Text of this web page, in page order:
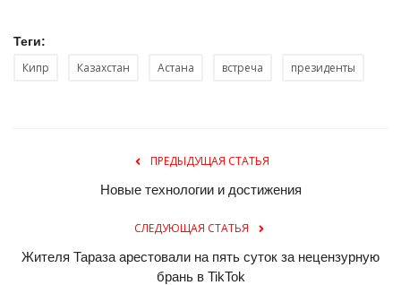
Теги:
Кипр Казахстан Астана встреча президенты
ПРЕДЫДУЩАЯ СТАТЬЯ
Новые технологии и достижения
СЛЕДУЮЩАЯ СТАТЬЯ
Жителя Тараза арестовали на пять суток за нецензурную
брань в TikTok